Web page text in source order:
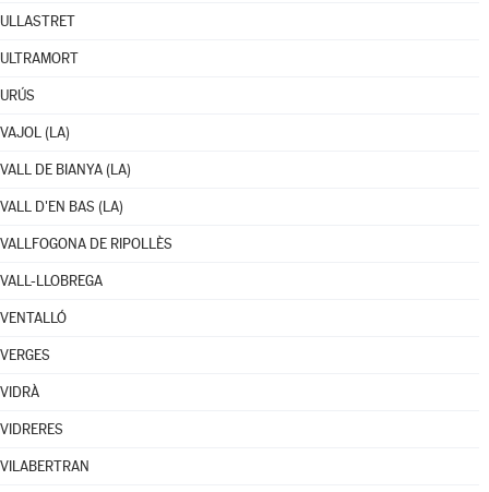
ULLASTRET
ULTRAMORT
URÚS
VAJOL (LA)
VALL DE BIANYA (LA)
VALL D'EN BAS (LA)
VALLFOGONA DE RIPOLLÈS
VALL-LLOBREGA
VENTALLÓ
VERGES
VIDRÀ
VIDRERES
VILABERTRAN